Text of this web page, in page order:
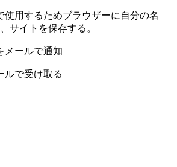
使用するためブラウザーに自分の名
サイトを保存する。
メールで通知
ルで受け取る